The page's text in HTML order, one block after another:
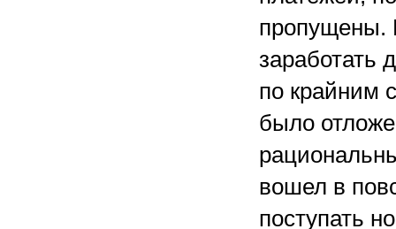
пропущены.
заработать
по крайним
было
вошел в
поступать